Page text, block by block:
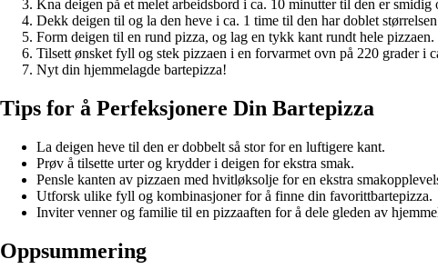
Kna deigen på et melet arbeidsbord i ca. 10 minutter til den er smidig
Dekk deigen til og la den heve i ca. 1 time til den har doblet
Form deigen til en rund pizza, og lag en tykk kant rundt hele pizzaen.
Tilsett ønsket fyll og stek pizzaen i en forvarmet ovn på 220 grader i
Nyt din hjemmelagde bartepizza!
Tips for å Perfeksjonere Din Bartepizza
La deigen heve til den er dobbelt så stor for en luftigere kant.
Prøv å tilsette urter og krydder i deigen for ekstra smak.
Pensle kanten av pizzaen med hvitløksolje for en ekstra
Utforsk ulike fyll og kombinasjoner for å finne din favorittbartepizza.
Inviter venner og familie til en pizzaaften for å dele gleden av
Oppsummering